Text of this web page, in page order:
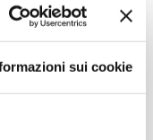
sui cookie
di eventi attende i
che ospita il